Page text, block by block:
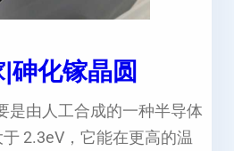
砷化镓晶圆
是由人工合成的一种半导体
2.3eV，它能在更高的温